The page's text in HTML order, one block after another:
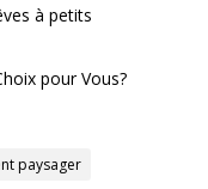
à petits
pour Vous?
paysager